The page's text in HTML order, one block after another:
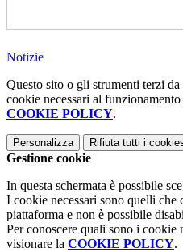
Notizie
Questo sito o gli strumenti terzi
cookie necessari al
COOKIE POLICY.
Personalizza Rifiuta tutti i
Gestione cookie
In questa schermata è possibile
I cookie necessari sono quelli
piattaforma e non è possibile
Per conoscere quali sono i cookie
visionare la COOKIE POLICY.